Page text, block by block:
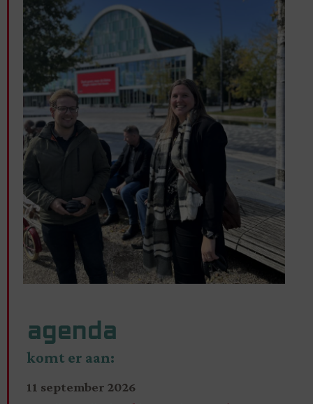
agenda
komt er aan:
11 september 2026